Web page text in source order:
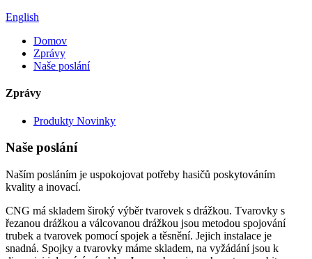
English
Domov
Zprávy
Naše poslání
Zprávy
Produkty Novinky
Naše poslání
Naším posláním je uspokojovat potřeby hasičů poskytováním
kvality a inovací.
CNG má skladem široký výběr tvarovek s drážkou. Tvarovky s
řezanou drážkou a válcovanou drážkou jsou metodou spojování
trubek a tvarovek pomocí spojek a těsnění. Jejich instalace je
snadná. Spojky a tvarovky máme skladem, na vyžádání jsou k